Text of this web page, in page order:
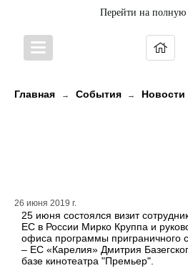
Перейти на полную
Главная → События → Новости
26 июня 2019 г.
25 июня состоялся визит
ЕС в России Мирко Круппа и
офиса программы приграничного
– ЕС «Карелия» Дмитрия
базе кинотеатра "Премьер".